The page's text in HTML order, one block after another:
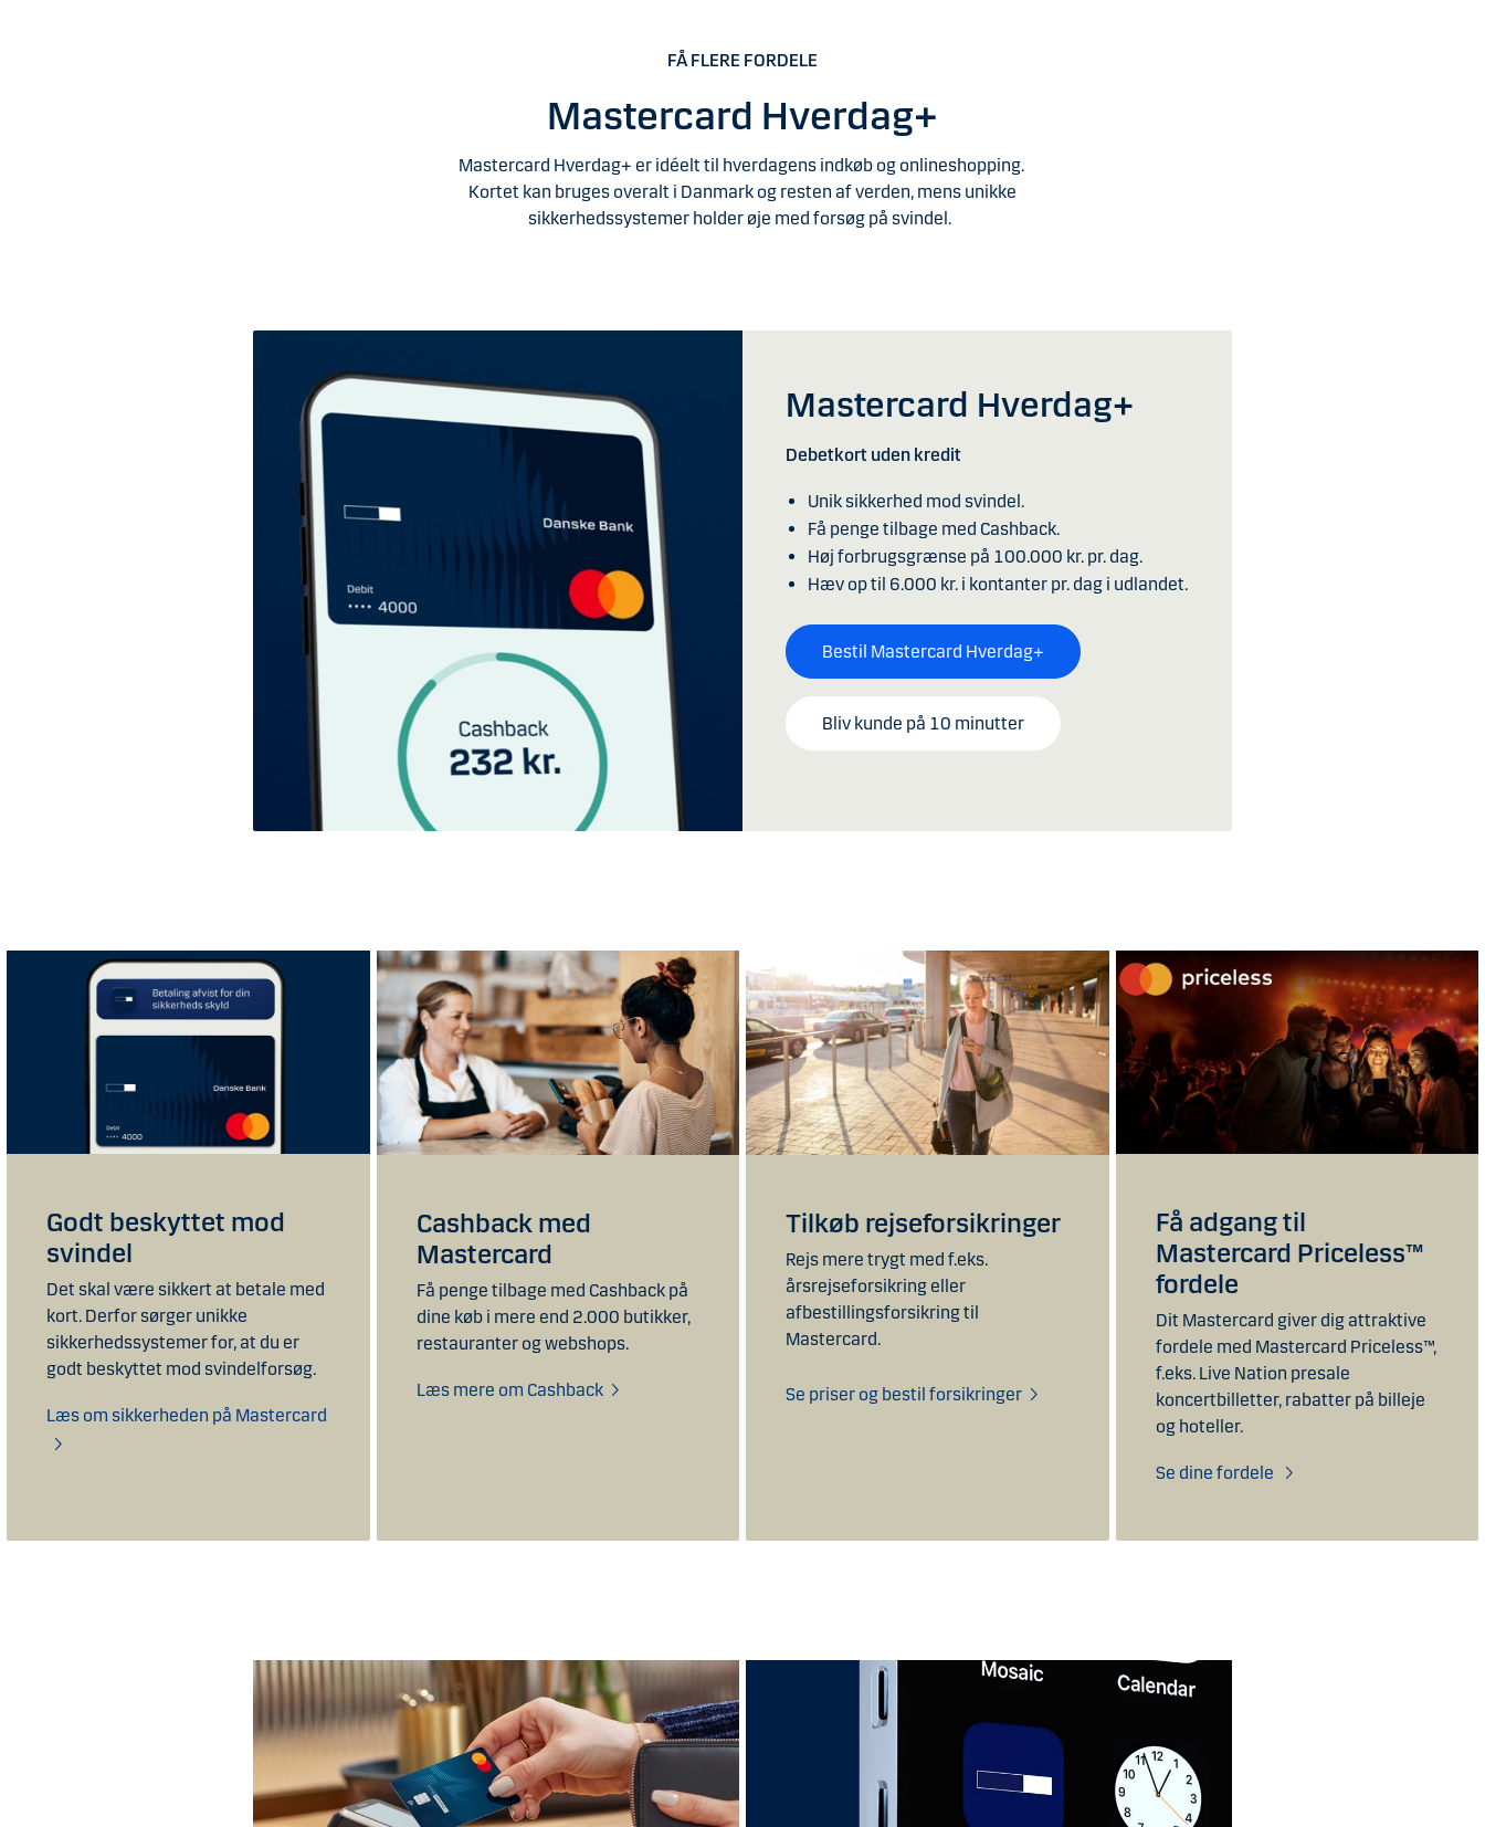
FÅ FLERE FORDELE
Mastercard Hverdag+
Mastercard Hverdag+ er idéelt til hverdagens indkøb og onlineshopping.
Kortet kan bruges overalt i Danmark og resten af verden, mens unikke
sikkerhedssystemer holder øje med forsøg på svindel.
Mastercard Hverdag+
Debetkort uden kredit
Unik sikkerhed mod svindel.
Få penge tilbage med Cashback.
Høj forbrugsgrænse på 100.000 kr. pr. dag.
Hæv op til 6.000 kr. i kontanter pr. dag i udlandet.
Bestil Mastercard Hverdag+
Bliv kunde på 10 minutter
Godt beskyttet mod
svindel
Det skal være sikkert at betale med
kort. Derfor sørger unikke
sikkerhedssystemer for, at du er
godt beskyttet mod svindelforsøg.
Læs om sikkerheden på Mastercard
Cashback med
Mastercard
Få penge tilbage med Cashback på
dine køb i mere end 2.000 butikker,
restauranter og webshops.
Læs mere om Cashback
Tilkøb rejseforsikringer
Rejs mere trygt med f.eks.
årsrejseforsikring eller
afbestillingsforsikring til
Mastercard.
Se priser og bestil forsikringer
Få adgang til
Mastercard Priceless™
fordele
Dit Mastercard giver dig attraktive
fordele med Mastercard Priceless™,
f.eks. Live Nation presale
koncertbilletter, rabatter på billeje
og hoteller.
Se dine fordele